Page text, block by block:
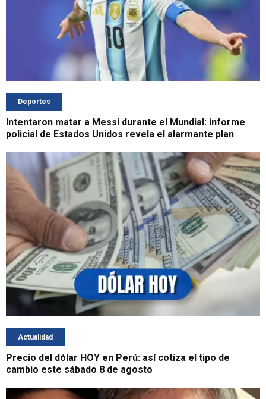
Deportes
Intentaron matar a Messi durante el Mundial: informe
policial de Estados Unidos revela el alarmante plan
Actualidad
Precio del dólar HOY en Perú: así cotiza el tipo de
cambio este sábado 8 de agosto